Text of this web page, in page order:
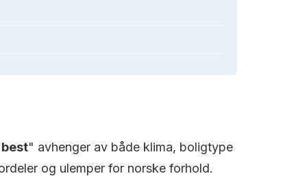
best" avhenger av både klima, boligtype
og ulemper for norske forhold.